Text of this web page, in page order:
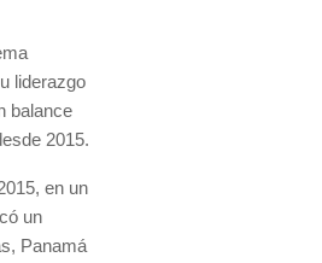
liderazgo
balance
2015.
en un
un
Panamá